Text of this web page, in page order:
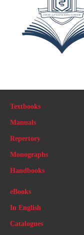
Textbooks
Manuals
Repertory
Monographs
Handbooks
eBooks
In English
Catalogues